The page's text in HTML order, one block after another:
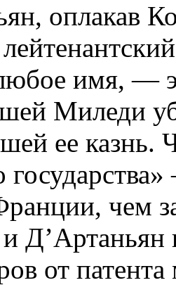
оплакав
имя, —
Миледи
ее казнь.
чем
Д’Артаньян
от